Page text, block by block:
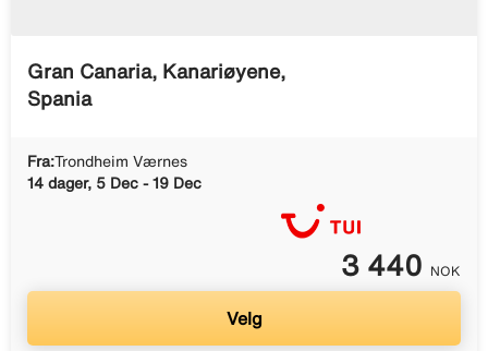
Gran Canaria, Kanariøyene,
Spania
Fra:Trondheim Værnes
14 dager, 5 Dec - 19 Dec
3 440 NOK
Velg